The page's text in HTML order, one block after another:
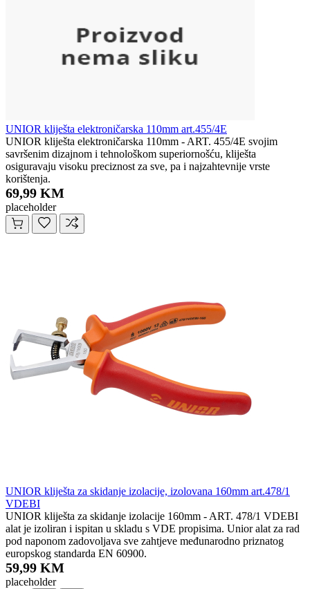
UNIOR kliješta elektroničarska 110mm art.455/4E
UNIOR kliješta elektroničarska 110mm - ART. 455/4E svojim
savršenim dizajnom i tehnološkom superiornošću, kliješta
osiguravaju visoku preciznost za sve, pa i najzahtevnije vrste
korištenja.
69,99 KM
placeholder
UNIOR kliješta za skidanje izolacije, izolovana 160mm art.478/1
VDEBI
UNIOR kliješta za skidanje izolacije 160mm - ART. 478/1 VDEBI
alat je izoliran i ispitan u skladu s VDE propisima. Unior alat za rad
pod naponom zadovoljava sve zahtjeve međunarodno priznatog
europskog standarda EN 60900.
59,99 KM
placeholder